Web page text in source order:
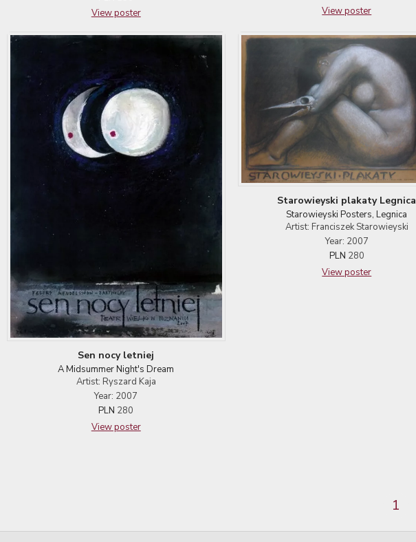
View poster
View poster
Sen nocy letniej
A Midsummer Night's Dream
Artist: Ryszard Kaja
Year: 2007
PLN 280
View poster
Starowieyski plakaty Legnica
Starowieyski Posters, Legnica
Artist: Franciszek Starowieyski
Year: 2007
PLN 280
View poster
1